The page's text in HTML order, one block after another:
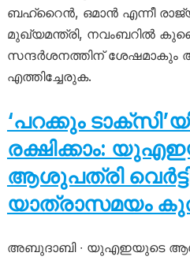
ബഹ്‌റൈൻ, ഒമാൻ എന്നീ
മുഖ്യമന്ത്രി, നവംബറിൽ
സന്ദർശനത്തിന്
എത്തിച്ചേരുക.
‘പറക്കും
രക്ഷിക്കാം:
ആശുപത്രി
യാത്രാസമയം
അബുദാബി ∙ യുഎഇയുടെ